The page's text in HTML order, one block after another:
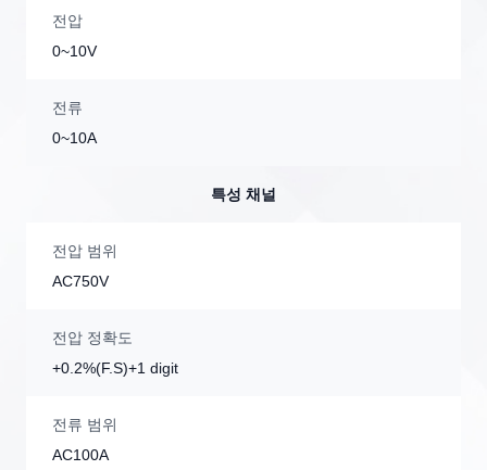
전압
0~10V
전류
0~10A
특성 채널
전압 범위
AC750V
전압 정확도
+0.2%(F.S)+1 digit
전류 범위
AC100A